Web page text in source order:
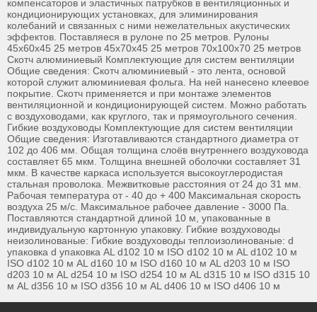
компенсаторов и эластичных патрубков в вентиляционных и
кондиционирующих установках, для элиминирования
колебаний и связанных с ними нежелательных акустических
эффектов. Поставляеся в рулоне по 25 метров. Рулоны
45x60x45 25 метров 45x70x45 25 метров 70x100x70 25 метров
Скотч алюминиевый Комплектующие для систем вентиляции
Общие сведения: Скотч алюминиевый - это лента, основой
которой служит алюминиевая фольга. На ней нанесено клеевое
покрытие. Скотч применяется и при монтаже элементов
вентиляционной и кондиционирующей систем. Можно работать
с воздуховодами, как круглого, так и прямоугольного сечения.
Гибкие воздуховоды Комплектующие для систем вентиляции
Общие сведения: Изготавливаются стандартного диаметра от
102 до 406 мм. Общая толщина слоёв внутреннего воздуховода
составляет 65 мкм. Толщина внешней оболочки составляет 31
мкм. В качестве каркаса используется высокоуглеродистая
стальная проволока. Межвитковые расстояния от 24 до 31 мм.
Рабочая температура от - 40 до + 400 Максимальная скорость
воздуха 25 м/с. Максимальное рабочее давление - 3000 Па.
Поставляются стандартной длиной 10 м, упакованные в
индивидуальную картонную упаковку. Гибкие воздуховоды
неизолинованые: Гибкие воздуховоды теплоизолинованые: d
упаковка d упаковка AL d102 10 м ISO d102 10 м AL d102 10 м
ISO d102 10 м AL d160 10 м ISO d160 10 м AL d203 10 м ISO
d203 10 м AL d254 10 м ISO d254 10 м AL d315 10 м ISO d315 10
м AL d356 10 м ISO d356 10 м AL d406 10 м ISO d406 10 м